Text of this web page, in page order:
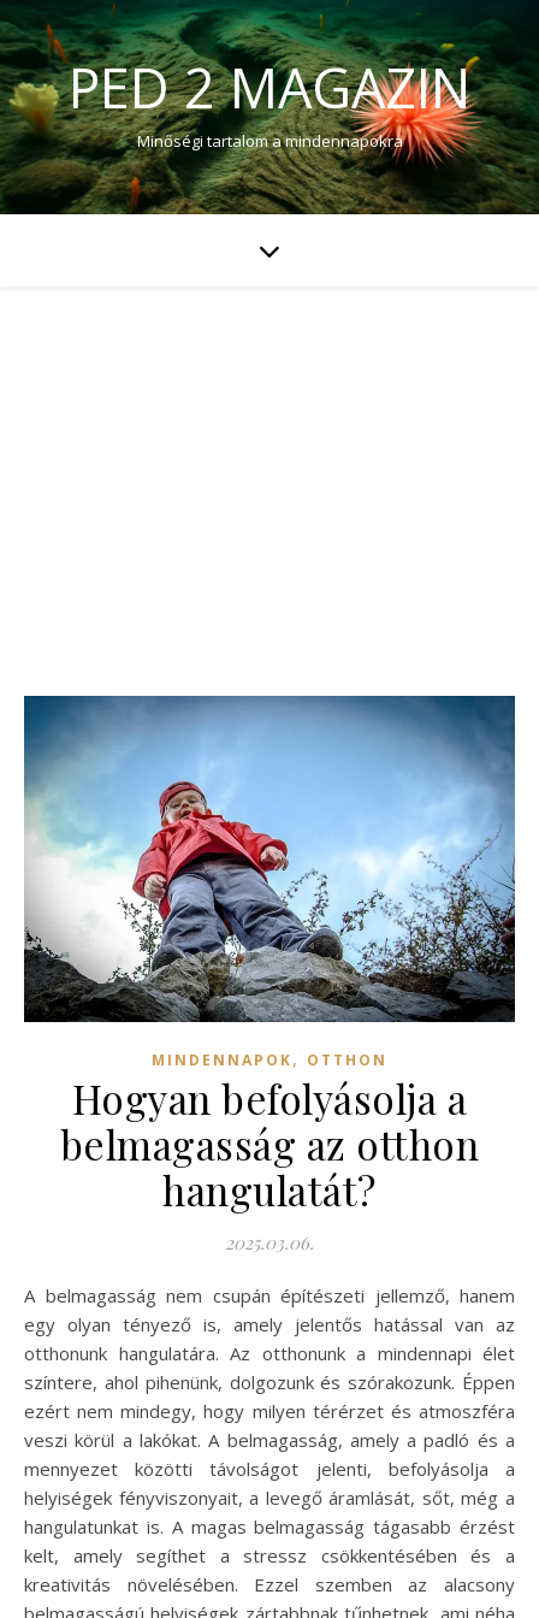
PED 2 MAGAZIN
Minőségi tartalom a mindennapokra
MINDENNAPOK, OTTHON
Hogyan befolyásolja a
belmagasság az otthon
hangulatát?
2025.03.06.
A belmagasság nem csupán építészeti jellemző, hanem
egy olyan tényező is, amely jelentős hatással van az
otthonunk hangulatára. Az otthonunk a mindennapi élet
színtere, ahol pihenünk, dolgozunk és szórakozunk. Éppen
ezért nem mindegy, hogy milyen térérzet és atmoszféra
veszi körül a lakókat. A belmagasság, amely a padló és a
mennyezet közötti távolságot jelenti, befolyásolja a
helyiségek fényviszonyait, a levegő áramlását, sőt, még a
hangulatunkat is. A magas belmagasság tágasabb érzést
kelt, amely segíthet a stressz csökkentésében és a
kreativitás növelésében. Ezzel szemben az alacsony